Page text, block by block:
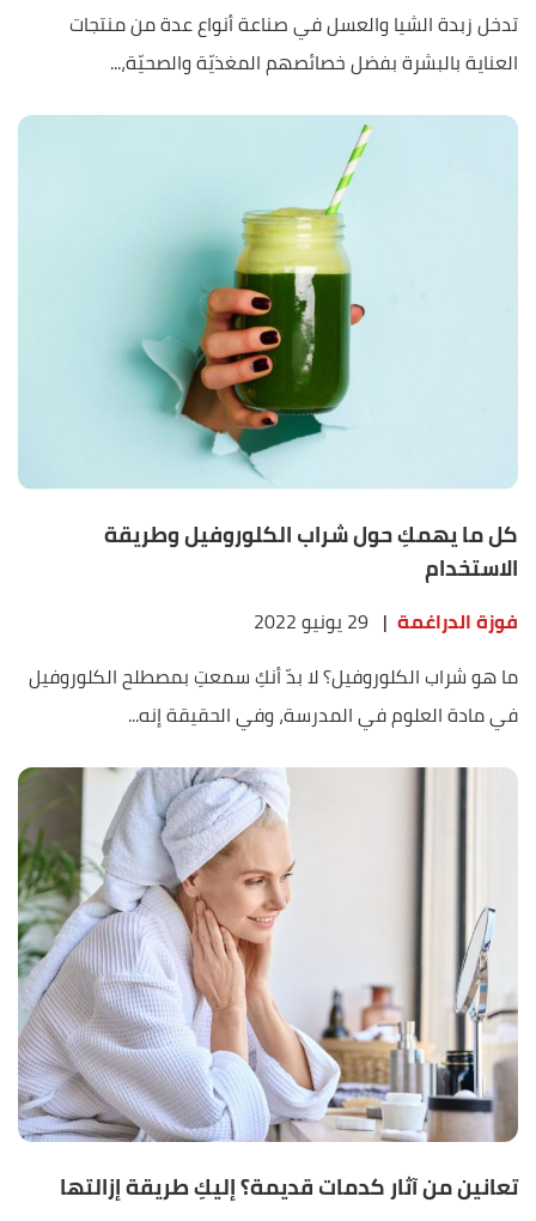
تدخل زبدة الشيا والعسل في صناعة أنواع عدة من منتجات
العناية بالبشرة بفضل خصائصهم المغذيّة والصحيّة،...
كل ما يهمكِ حول شراب الكلوروفيل وطريقة
الاستخدام
فوزة الدراغمة | 29 يونيو 2022
ما هو شراب الكلوروفيل؟ لا بدّ أنكِ سمعتِ بمصطلح الكلوروفيل
في مادة العلوم في المدرسة، وفي الحقيقة إنه...
تعانين من آثار كدمات قديمة؟ إليكِ طريقة إزالتها